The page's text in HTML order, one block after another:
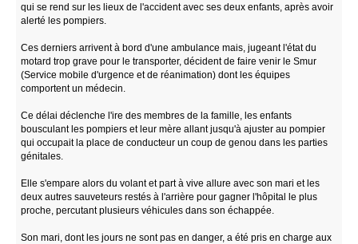
qui se rend sur les lieux de l'accident avec ses deux enfants, après avoir
alerté les pompiers.
Ces derniers arrivent à bord d'une ambulance mais, jugeant l'état du
motard trop grave pour le transporter, décident de faire venir le Smur
(Service mobile d'urgence et de réanimation) dont les équipes
comportent un médecin.
Ce délai déclenche l'ire des membres de la famille, les enfants
bousculant les pompiers et leur mère allant jusqu'à ajuster au pompier
qui occupait la place de conducteur un coup de genou dans les parties
génitales.
Elle s'empare alors du volant et part à vive allure avec son mari et les
deux autres sauveteurs restés à l'arrière pour gagner l'hôpital le plus
proche, percutant plusieurs véhicules dans son échappée.
Son mari, dont les jours ne sont pas en danger, a été pris en charge aux